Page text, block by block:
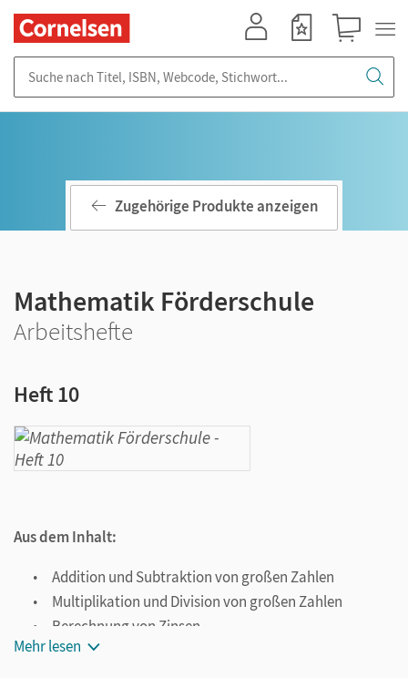
Zugehörige Produkte anzeigen
Mathematik Förderschule
Arbeitshefte
Heft 10
Aus dem Inhalt:
Addition und Subtraktion von großen Zahlen
Multiplikation und Division von großen Zahlen
Berechnung von Zinsen
Berechnung von Kapital
Mehr lesen